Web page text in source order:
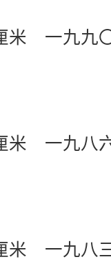
米 一九九
米 一九八
米 一九八